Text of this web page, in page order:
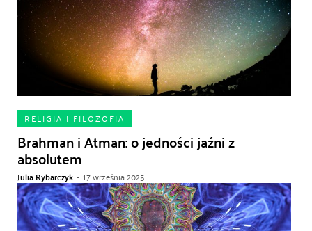
RELIGIA I FILOZOFIA
Brahman i Atman: o jedności jaźni z
absolutem
Julia Rybarczyk - 17 września 2025